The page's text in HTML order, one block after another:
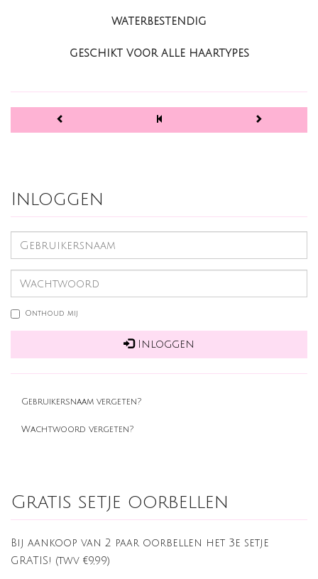
WATERBESTENDIG
GESCHIKT VOOR ALLE HAARTYPES
Inloggen
Onthoud mij
Inloggen
Gebruikersnaam vergeten?
Wachtwoord vergeten?
Gratis setje oorbellen
Bij aankoop van 2 paar oorbellen het 3e setje
GRATIS! (twv €9,99)